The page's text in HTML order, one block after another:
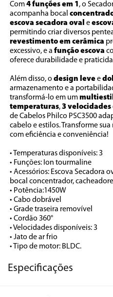
Com 4 funções em 1 , o
acompanha bocal
escova secadora oval e
revestimentoem cerâmica
excessivo, e a função escova
oferece durabilidade e
Além disso, o design leve e
armazenamento e a
transformá-lo em um
temperaturas, 3 velocidades
de Cabelos Philco PSC3500
cabelo e estilos. Transforme
com eficiência e conveniência!
• Temperaturas disponíveis: 3
• Funções: Ion tourmaline
• Acessórios: Escova Secadora
bocal concentrador,
• Potência:1450W
• Cabo dobrável
• Grade traseira removível
• Cordão 360°
• Velocidades disponíveis: 3
• Jato de ar frio
• Tipo de motor: BLDC.
Especificações